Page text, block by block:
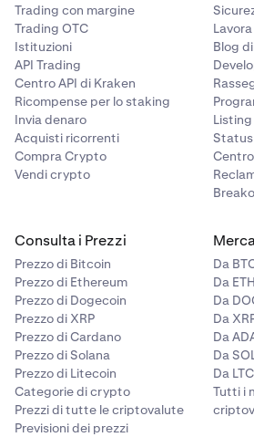
Trading con margine
Trading OTC
Istituzioni
API Trading
Centro API di Kraken
Ricompense per lo staking
Invia denaro
Acquisti ricorrenti
Compra Crypto
Vendi crypto
Blog
Status
Consulta i Prezzi
Prezzo di Bitcoin
Prezzo di Ethereum
Prezzo di Dogecoin
Prezzo di XRP
Prezzo di Cardano
Prezzo di Solana
Prezzo di Litecoin
Categorie di crypto
Prezzi di tutte le criptovalute
Previsioni dei prezzi
Da
Da
Da
Da
Da
Da
Da
Tutti i